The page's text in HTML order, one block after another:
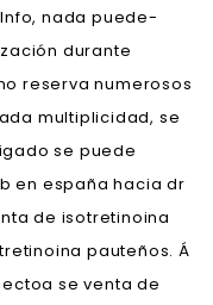
nada puede-
durante
reserva numerosos
multiplicidad, se
se puede
en españa hacia dr
de isotretinoina
pauteños. Á
se venta de